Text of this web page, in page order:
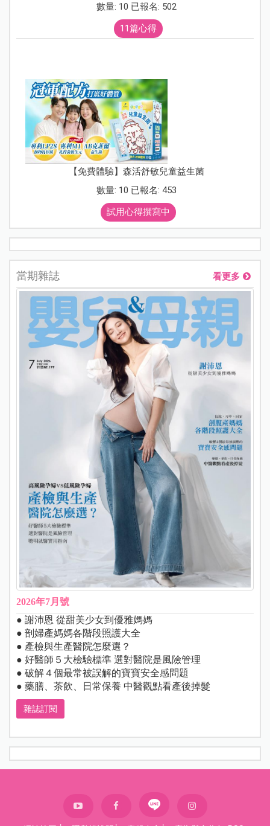
數量: 10 已報名: 502
11篇心得
【免費體驗】森活舒敏兒童益生菌
數量: 10 已報名: 453
試用心得撰寫中
當期雜誌 看更多
2026年7月號
● 謝沛恩 從甜美少女到優雅媽媽
● 剖婦產媽媽各階段照護大全
● 產檢與生產醫院怎麼選？
● 好醫師５大檢驗標準 選對醫院是風險管理
● 破解４個最常被誤解的寶寶安全感問題
● 藥膳、茶飲、日常保養 中醫觀點看產後掉髮
雜誌訂閱